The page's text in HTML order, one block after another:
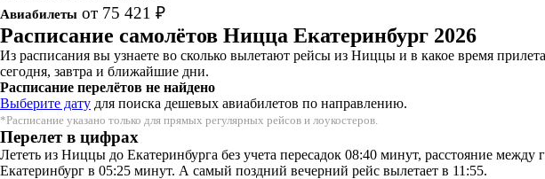
Авиабилеты от 75 421 ₽
Расписание самолётов Ницца Екатеринбург 2026
Из расписания вы узнаете во сколько вылетают рейсы из Ниццы и в какое время
сегодня, завтра и ближайшие дни.
Расписание перелётов не найдено
Выберите дату для поиска дешевых авиабилетов по направлению.
*Расписание указано только для прямых регулярных рейсов и лоукостеров.
Перелет в цифрах
Лететь из Ниццы до Екатеринбурга без учета пересадок 08:40 минут, расстояние
Екатеринбург в 05:25 минут. А самый поздний вечерний рейс вылетает в 11:55.